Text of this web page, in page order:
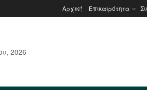
Αρχική Επικαιρότητα
2026